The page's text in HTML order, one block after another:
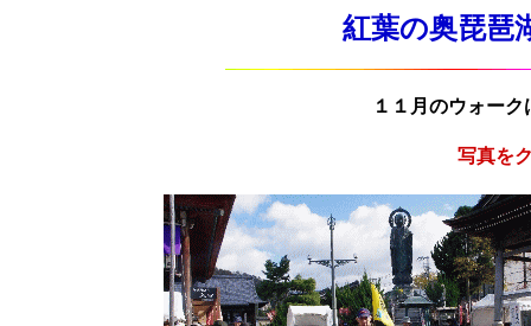
紅葉の奥琵琶
１１月のウォー
写真を